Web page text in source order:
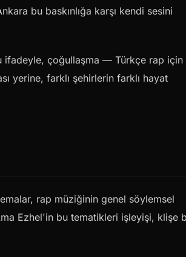
bu baskınlığa karşı kendi sesini
ifadeyle, çoğullaşma — Türkçe rap için
yerine, farklı şehirlerin farklı hayat
rap müziğinin genel söylemsel
Ezhel'in bu tematikleri işleyişi, klişe